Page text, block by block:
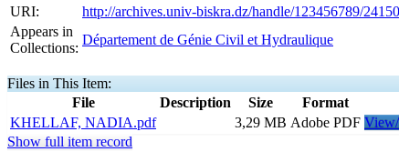
URI:
http://archives.univ-biskra.dz/handle/123456789/24150
Appears in
Collections:
Département de Génie Civil et Hydraulique
Files in This Item:
File
Description Size
Format
KHELLAF, NADIA.pdf
3,29 MB Adobe PDF
Show full item record